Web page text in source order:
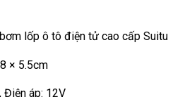
lốp ô tô điện tử cao cấp Suitu
× 5.5cm
Điện áp: 12V